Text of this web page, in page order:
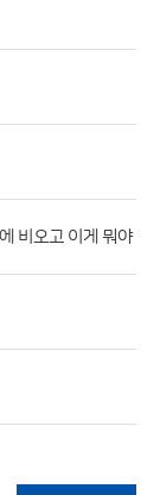
비오고 이게 뭐야